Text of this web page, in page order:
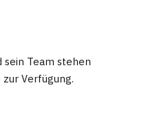
sein Team stehen
Verfügung.